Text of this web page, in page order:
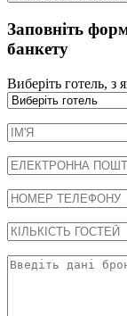
Заповніть
банкету
Виберіть готель, з